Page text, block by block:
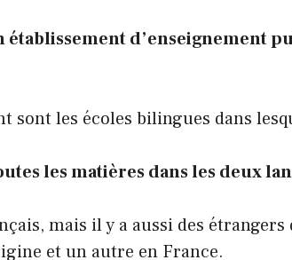
établissement d’enseignement
sont les écoles bilingues dans
les matières dans les deux
mais il y a aussi des
et un autre en France.